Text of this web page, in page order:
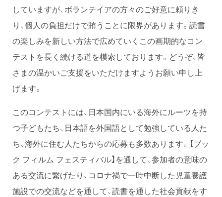
していますが、ボランテイアの方々のご好意に頼りき
り、個人の負担だけで賄うことに限界があります。読書
の楽しみを新しい方法で広めていくこの画期的なコン
テストを長く続ける道を模索しております。どうぞ、皆
さまの温かいご支援をいただけますようお願い申し上
げます。
このコンテストには、日本国内にいる海外にルーツを持
つ子どもたち、日本語を外国語として勉強している人た
ち、海外に住む人たちからの応募も多数あります。【ブッ
ク フィルム フェスティバル】を通して、参加者の意味の
ある交流に繋げたり、コロナ禍で一時中断した児童養護
施設での交流などを通して、読書を通した社会貢献をす